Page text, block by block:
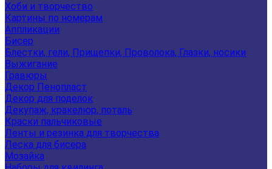
Хоби и творчество
Картины по номерам
Аппликации
Бисер
Блестки, гели, Прищепки, Проволока, Глазки, носики
Выжигание
Гравюры
Декор Пенопласт
Декор для поделок
Декупаж, кракелюр, поталь
Краски пальчиковые
Ленты и резинка для творчества
Леска для бисера
Мозайка